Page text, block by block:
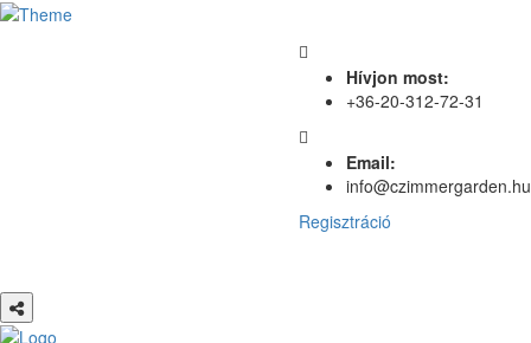
Hívjon most:
+36-20-312-72-31
Email:
info@czimmergarden.hu
Regisztráció